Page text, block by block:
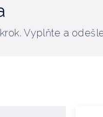
Vyplňte a